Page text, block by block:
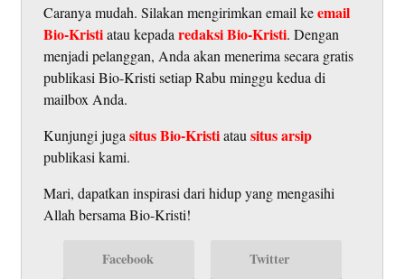
Caranya mudah. Silakan mengirimkan email keemail
Bio-Kristiatau kepadaredaksi Bio-Kristi. Dengan
menjadi pelanggan, Anda akan menerima secara gratis
publikasi Bio-Kristi setiap Rabu minggu kedua di
mailbox Anda.
Kunjungi jugasitus Bio-Kristiatausitus arsip
publikasi kami.
Mari, dapatkan inspirasi dari hidup yang mengasihi
Allah bersama Bio-Kristi!
Facebook Twitter